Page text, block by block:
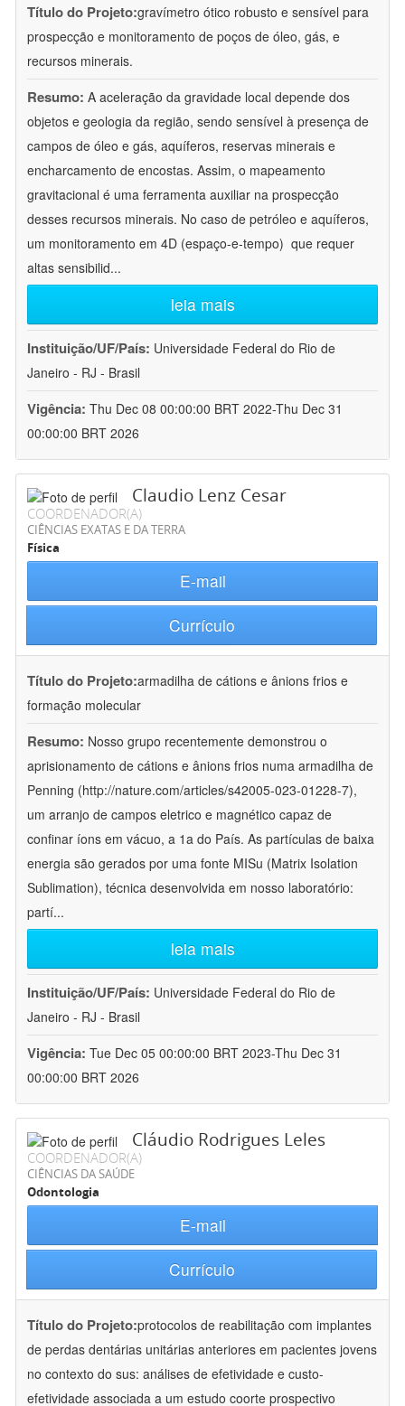
Título do Projeto:gravímetro ótico robusto e sensível para
prospecção e monitoramento de poços de óleo, gás, e
recursos minerais.
Resumo: A aceleração da gravidade local depende dos
objetos e geologia da região, sendo sensível à presença de
campos de óleo e gás, aquíferos, reservas minerais e
encharcamento de encostas. Assim, o mapeamento
gravitacional é uma ferramenta auxiliar na prospecção
desses recursos minerais. No caso de petróleo e aquíferos,
um monitoramento em 4D (espaço-e-tempo)  que requer
altas sensibilid...
leia mais
Instituição/UF/País: Universidade Federal do Rio de
Janeiro - RJ - Brasil
Vigência: Thu Dec 08 00:00:00 BRT 2022-Thu Dec 31
00:00:00 BRT 2026
Claudio Lenz Cesar
COORDENADOR(A)
CIÊNCIAS EXATAS E DA TERRA
Física
E-mail
Currículo
Título do Projeto:armadilha de cátions e ânions frios e
formação molecular
Resumo: Nosso grupo recentemente demonstrou o
aprisionamento de cátions e ânions frios numa armadilha de
Penning (http://nature.com/articles/s42005-023-01228-7),
um arranjo de campos eletrico e magnético capaz de
confinar íons em vácuo, a 1a do País. As partículas de baixa
energia são gerados por uma fonte MISu (Matrix Isolation
Sublimation), técnica desenvolvida em nosso laboratório:
partí...
leia mais
Instituição/UF/País: Universidade Federal do Rio de
Janeiro - RJ - Brasil
Vigência: Tue Dec 05 00:00:00 BRT 2023-Thu Dec 31
00:00:00 BRT 2026
Cláudio Rodrigues Leles
COORDENADOR(A)
CIÊNCIAS DA SAÚDE
Odontologia
E-mail
Currículo
Título do Projeto:protocolos de reabilitação com implantes
de perdas dentárias unitárias anteriores em pacientes jovens
no contexto do sus: análises de efetividade e custo-
efetividade associada a um estudo coorte prospectivo